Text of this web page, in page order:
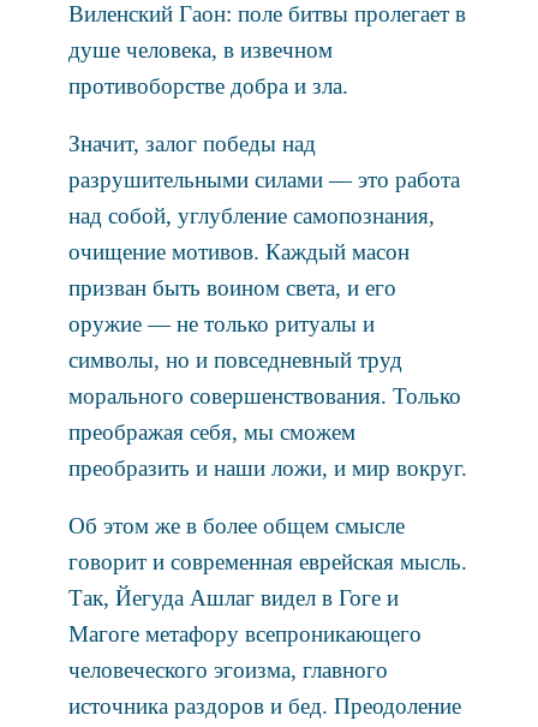
Виленский Гаон: поле битвы пролегает в
душе человека, в извечном
противоборстве добра и зла.
Значит, залог победы над
разрушительными силами — это работа
над собой, углубление самопознания,
очищение мотивов. Каждый масон
призван быть воином света, и его
оружие — не только ритуалы и
символы, но и повседневный труд
морального совершенствования. Только
преображая себя, мы сможем
преобразить и наши ложи, и мир вокруг.
Об этом же в более общем смысле
говорит и современная еврейская мысль.
Так, Йегуда Ашлаг видел в Гоге и
Магоге метафору всепроникающего
человеческого эгоизма, главного
источника раздоров и бед. Преодоление